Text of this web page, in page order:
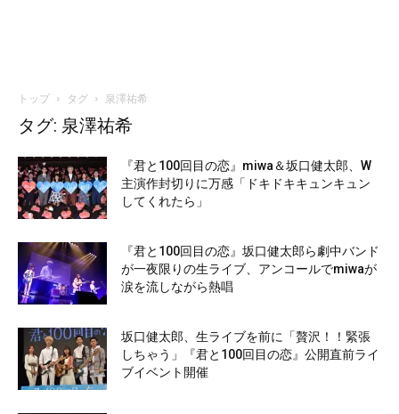
トップ タグ 泉澤祐希
タグ: 泉澤祐希
『君と100回目の恋』miwa＆坂口健太郎、W
主演作封切りに万感「ドキドキキュンキュン
してくれたら」
『君と100回目の恋』坂口健太郎ら劇中バンド
が一夜限りの生ライブ、アンコールでmiwaが
涙を流しながら熱唱
坂口健太郎、生ライブを前に「贅沢！！緊張
しちゃう」『君と100回目の恋』公開直前ライ
ブイベント開催